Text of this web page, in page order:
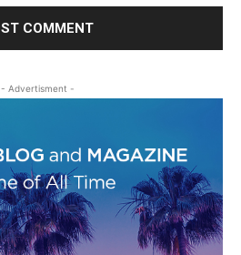
- Advertisment -